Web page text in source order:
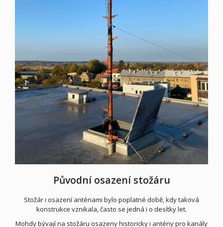
Původní osazení stožáru
Stožár i osazení anténami bylo poplatné době, kdy taková
konstrukce vznikala, často se jedná i o desítky let.
Mohdy bývají na stožáru osazeny historicky i antény pro kanály